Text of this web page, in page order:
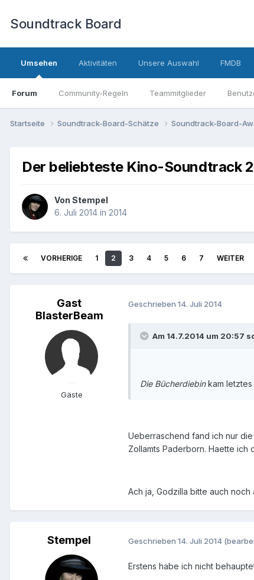
Soundtrack Board
Umsehen
Forum Community-Regeln Teammitglieder
Aktivitäten Unsere Auswahl FMDB
Startseite Soundtrack-Board-Schätze Soundtrack-Board-
Der beliebteste Kino-Soundtrack
Von Stempel
6. Juli 2014 in 2014
VORHERIGE 1 2 3 4 5 6 7 WEITER
Gast
BlasterBeam
Gäste
Geschrieben 14. Juli 2014
Am 14.7.2014 um 20:57
Die Bücherdiebinkam letztes
Ueberraschend fand ich nur
Zollamts Paderborn. Haette ich
Ach ja, Godzilla bitte auch
Stempel Geschrieben 14. Juli 2014
Erstens habe ich nicht